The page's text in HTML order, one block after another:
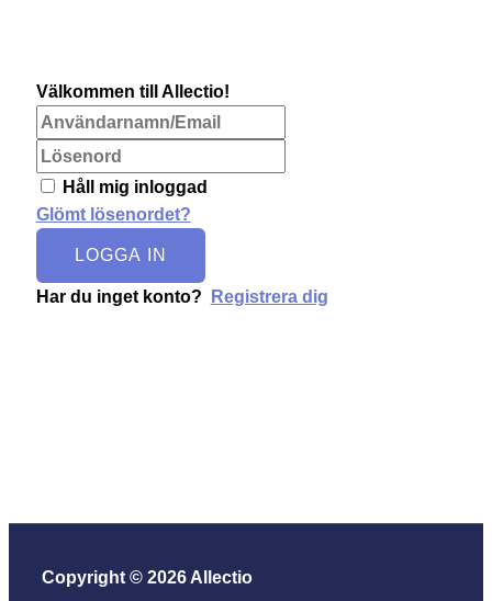
Välkommen till Allectio!
Håll mig inloggad
Glömt lösenordet?
LOGGA IN
Har du inget konto? Registrera dig
Copyright © 2026 Allectio